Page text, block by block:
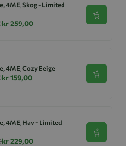
4ME, Skog - Limited
kr 259,00
Se
4ME, Cozy Beige
kr 159,00 Se
4ME, Hav - Limited
kr 229,00
Se